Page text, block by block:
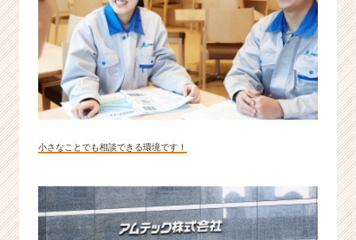
小さなことでも相談できる環境です！